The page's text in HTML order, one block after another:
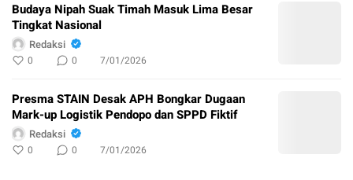
Budaya Nipah Suak Timah Masuk Lima Besar
Tingkat Nasional
Redaksi
0 0 7/01/2026
Presma STAIN Desak APH Bongkar Dugaan
Mark-up Logistik Pendopo dan SPPD Fiktif
Redaksi
0 0 7/01/2026